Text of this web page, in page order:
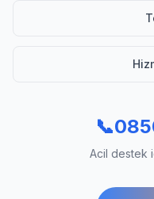
📞
Acil destek